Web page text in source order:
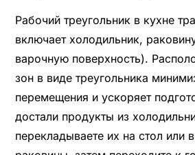
Рабочий треугольник в кухне
включает холодильник,
варочную поверхность).
зон в виде треугольника
перемещения и ускоряет
достали продукты из
перекладываете их на стол или